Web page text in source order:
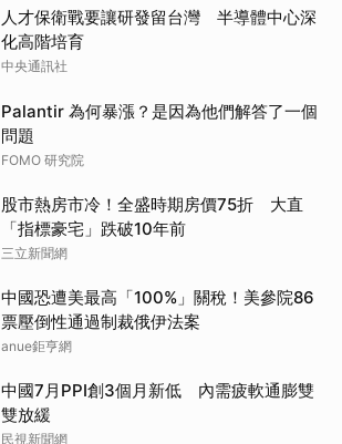
人才保衛戰要讓研發留台灣 半導體中心深
化高階培育
中央通訊社
Palantir 為何暴漲？是因為他們解答了一個
問題
FOMO 研究院
股市熱房市冷！全盛時期房價75折 大直
「指標豪宅」跌破10年前
三立新聞網
中國恐遭美最高「100%」關稅！美參院86
票壓倒性通過制裁俄伊法案
anue鉅亨網
中國7月PPI創3個月新低 內需疲軟通膨雙
雙放緩
民視新聞網